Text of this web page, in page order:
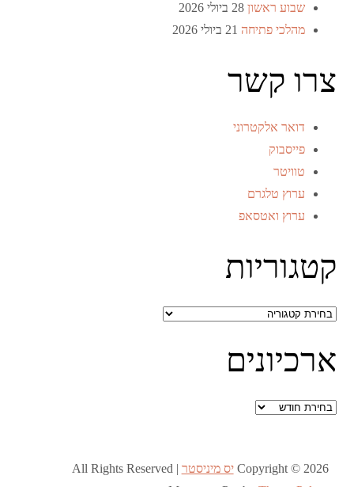
שבוע ראשון 28 ביולי 2026
מהלכי פתיחה 21 ביולי 2026
צרו קשר
דואר אלקטרוני
פייסבוק
טוויטר
ערוץ טלגרם
ערוץ ואטסאפ
קטגוריות
קטגוריות
ארכיונים
ארכיונים
Copyright © 2026 יס מיניסטר All Rights Reserved |